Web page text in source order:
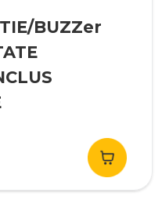
BUZZer